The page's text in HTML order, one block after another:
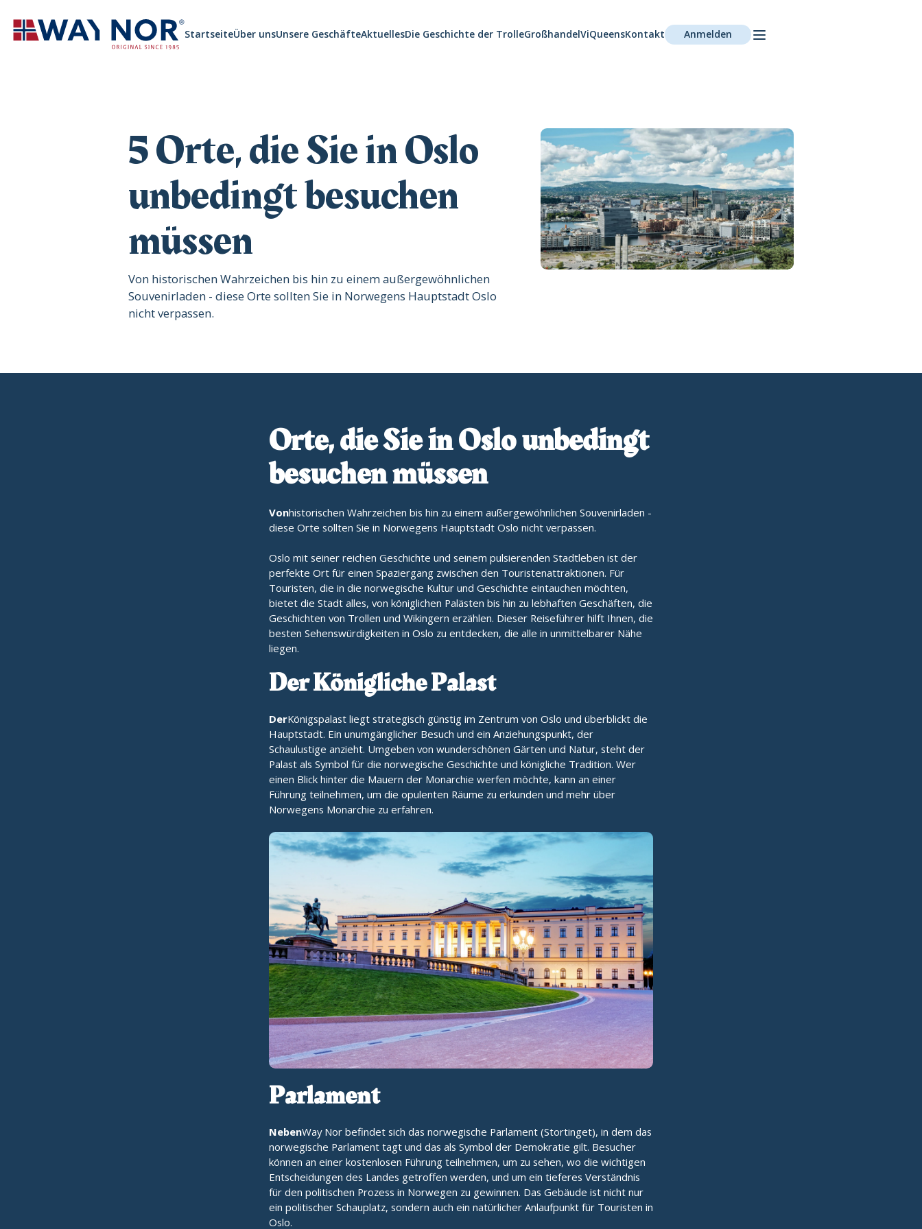
StartseiteÜber unsUnsere GeschäfteAktuellesDie Geschichte der TrolleGroßhandelViQueensKontakt Anmelden
5 Orte, die Sie in Oslo
unbedingt besuchen
müssen
‍Von historischen Wahrzeichen bis hin zu einem außergewöhnlichen
Souvenirladen - diese Orte sollten Sie in Norwegens Hauptstadt Oslo
nicht verpassen.
Orte, die Sie in Oslo unbedingt
besuchen müssen
‍Vonhistorischen Wahrzeichen bis hin zu einem außergewöhnlichen Souvenirladen -
diese Orte sollten Sie in Norwegens Hauptstadt Oslo nicht verpassen.
Oslo mit seiner reichen Geschichte und seinem pulsierenden Stadtleben ist der
perfekte Ort für einen Spaziergang zwischen den Touristenattraktionen. Für
Touristen, die in die norwegische Kultur und Geschichte eintauchen möchten,
bietet die Stadt alles, von königlichen Palästen bis hin zu lebhaften Geschäften, die
Geschichten von Trollen und Wikingern erzählen. Dieser Reiseführer hilft Ihnen, die
besten Sehenswürdigkeiten in Oslo zu entdecken, die alle in unmittelbarer Nähe
liegen.
Der Königliche Palast
DerKönigspalast liegt strategisch günstig im Zentrum von Oslo und überblickt die
Hauptstadt. Ein unumgänglicher Besuch und ein Anziehungspunkt, der
Schaulustige anzieht. Umgeben von wunderschönen Gärten und Natur, steht der
Palast als Symbol für die norwegische Geschichte und königliche Tradition. Wer
einen Blick hinter die Mauern der Monarchie werfen möchte, kann an einer
Führung teilnehmen, um die opulenten Räume zu erkunden und mehr über
Norwegens Monarchie zu erfahren.
Parlament
NebenWay Nor befindet sich das norwegische Parlament (Stortinget), in dem das
norwegische Parlament tagt und das als Symbol der Demokratie gilt. Besucher
können an einer kostenlosen Führung teilnehmen, um zu sehen, wo die wichtigen
Entscheidungen des Landes getroffen werden, und um ein tieferes Verständnis
für den politischen Prozess in Norwegen zu gewinnen. Das Gebäude ist nicht nur
ein politischer Schauplatz, sondern auch ein natürlicher Anlaufpunkt für Touristen in
Oslo.